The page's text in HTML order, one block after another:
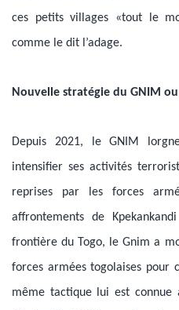
ces petits villages «tout le
comme le dit l’adage.
Nouvelle stratégie du GNIM
Depuis 2021, le GNIM
intensifier ses activités
reprises par les forces
affrontements de
frontière du Togo, le Gnim a
forces armées togolaises pour
même tactique lui est connue